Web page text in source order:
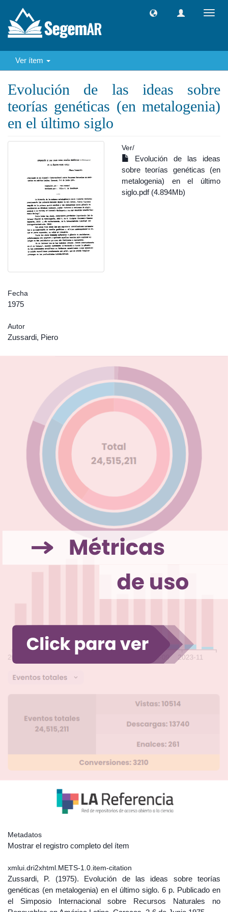
Ver ítem
Evolución de las ideas sobre
teorías genéticas (en metalogenia)
en el último siglo
Ver/
Evolución de las ideas
sobre teorías genéticas (en
metalogenia) en el último
siglo.pdf (4.894Mb)
Fecha
1975
Autor
Zussardi, Piero
Metadatos
Mostrar el registro completo del ítem
xmlui.dri2xhtml.METS-1.0.item-citation
Zussardi, P. (1975). Evolución de las ideas sobre teorías
genéticas (en metalogenia) en el último siglo. 6 p. Publicado en
el Simposio Internacional sobre Recursos Naturales no